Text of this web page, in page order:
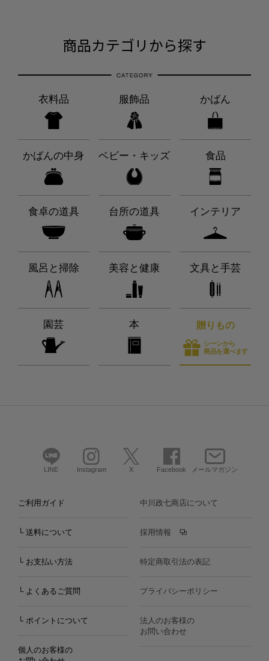
商品カテゴリから探す
衣料品 服飾品 かばん
かばんの中身 ベビー・キッズ 食品
食卓の道具 台所の道具 インテリア
風呂と掃除 美容と健康 文具と手芸
園芸 本 贈りもの
シーンから
商品を選べます
LINE Instagram X Facebook メールマガジン
ご利用ガイド
└ 送料について
└ お支払い方法
└ よくあるご質問
└ ポイントについて
個人のお客様の
中川政七商店について
採用情報
特定商取引法の表記
プライバシーポリシー
法人のお客様の
お問い合わせ